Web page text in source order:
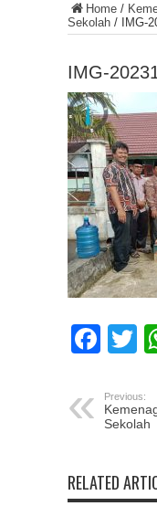
Home /
Sekolah / IMG-
IMG-
Previous:
Sekolah
RELATED